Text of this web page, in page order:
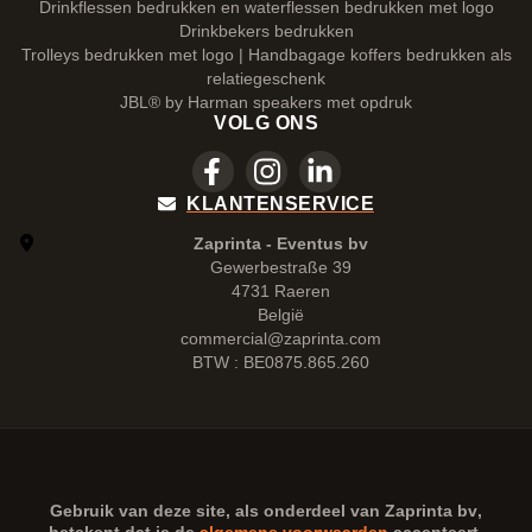
Drinkflessen bedrukken en waterflessen bedrukken met logo
Drinkbekers bedrukken
Trolleys bedrukken met logo | Handbagage koffers bedrukken als
relatiegeschenk
JBL® by Harman speakers met opdruk
VOLG ONS
KLANTENSERVICE
Zaprinta - Eventus bv
Gewerbestraße 39
4731 Raeren
België
commercial@zaprinta.com
BTW : BE0875.865.260
Gebruik van deze site, als onderdeel van Zaprinta bv,